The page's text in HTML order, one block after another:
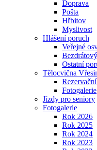
Doprava
Pošta
Hřbitov
Myslivost
Hlášení poruch
Veřejné
Ostatní
Tělocvična
Fotogalerie
Jízdy pro seniory
Fotogalerie
Rok 2026
Rok 2025
Rok 2024
Rok 2023